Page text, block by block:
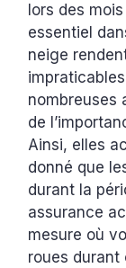
lors des
essentiel
neige
nombreuses
de
Ainsi, elles
donné que
durant la
assurance
mesure où
roues durant